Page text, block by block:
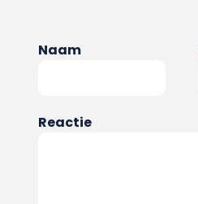
Naam
Reactie